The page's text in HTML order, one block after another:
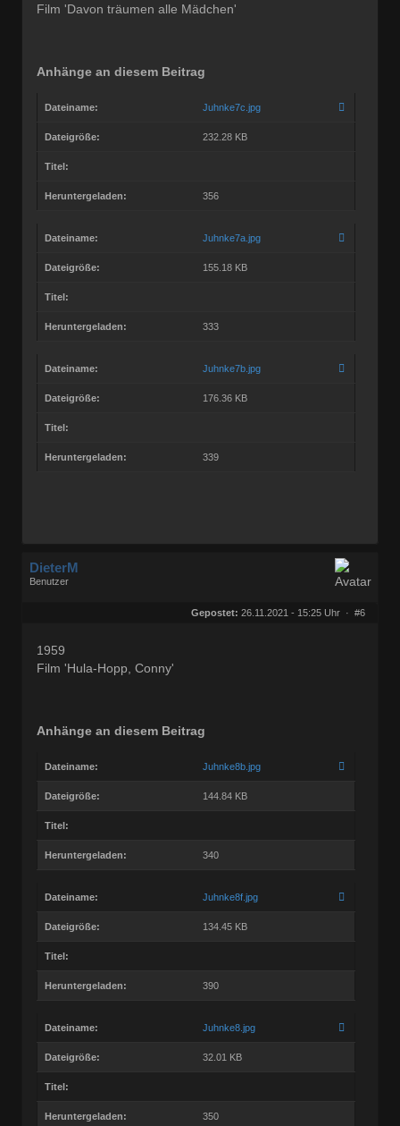
Film 'Davon träumen alle Mädchen'
Anhänge an diesem Beitrag
Dateiname: Juhnke7c.jpg
Dateigröße: 232.28 KB
Titel:
Heruntergeladen: 356
Dateiname: Juhnke7a.jpg
Dateigröße: 155.18 KB
Titel:
Heruntergeladen: 333
Dateiname: Juhnke7b.jpg
Dateigröße: 176.36 KB
Titel:
Heruntergeladen: 339
DieterM
Benutzer
Gepostet: 26.11.2021 - 15:25 Uhr · #6
1959
Film 'Hula-Hopp, Conny'
Anhänge an diesem Beitrag
Dateiname: Juhnke8b.jpg
Dateigröße: 144.84 KB
Titel:
Heruntergeladen: 340
Dateiname: Juhnke8f.jpg
Dateigröße: 134.45 KB
Titel:
Heruntergeladen: 390
Dateiname: Juhnke8.jpg
Dateigröße: 32.01 KB
Titel:
Heruntergeladen: 350